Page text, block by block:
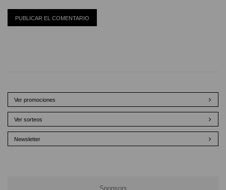
Ver promociones
Ver sorteos
Newsletter